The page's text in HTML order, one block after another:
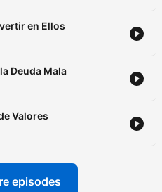
en Ellos
Deuda Mala
Valores
episodes